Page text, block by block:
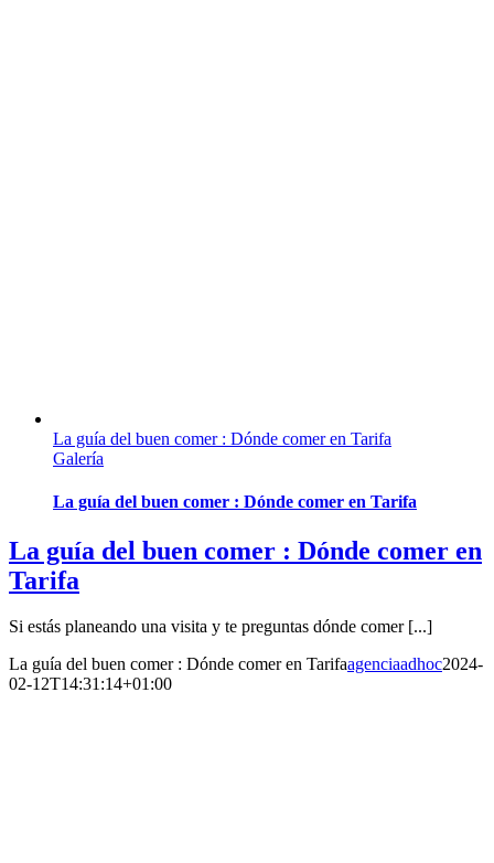
La guía del buen comer : Dónde comer en Tarifa
Galería
La guía del buen comer : Dónde comer en Tarifa
La guía del buen comer : Dónde comer en
Tarifa
Si estás planeando una visita y te preguntas dónde comer [...]
La guía del buen comer : Dónde comer en Tarifaagenciaadhoc2024-
02-12T14:31:14+01:00